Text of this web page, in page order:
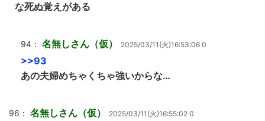
な死ぬ覚えがある
94： 名無しさん（仮） 2025/03/11(火)16:53:06 0
>>93
あの夫婦めちゃくちゃ強いからな…
96： 名無しさん（仮） 2025/03/11(火)16:55:02 0